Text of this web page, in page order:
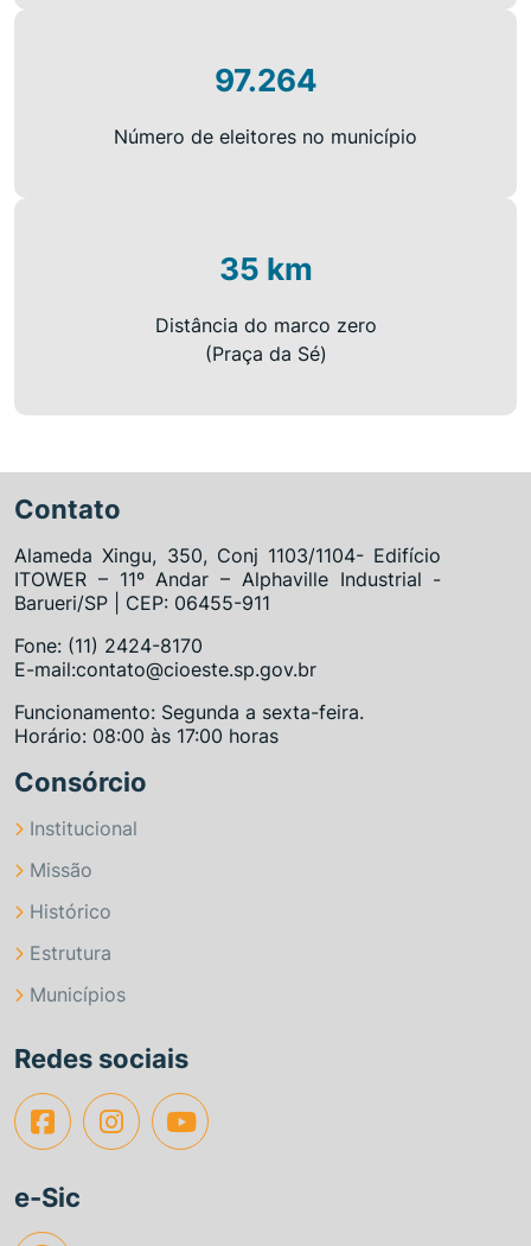
97.264
Número de eleitores no município
35 km
Distância do marco zero
(Praça da Sé)
Contato
Alameda Xingu, 350, Conj 1103/1104- Edifício
ITOWER – 11º Andar – Alphaville Industrial -
Barueri/SP | CEP: 06455-911
Fone: (11) 2424-8170
E-mail:contato@cioeste.sp.gov.br
Funcionamento: Segunda a sexta-feira.
Horário: 08:00 às 17:00 horas
Consórcio
Institucional
Missão
Histórico
Estrutura
Municípios
Redes sociais
e-Sic